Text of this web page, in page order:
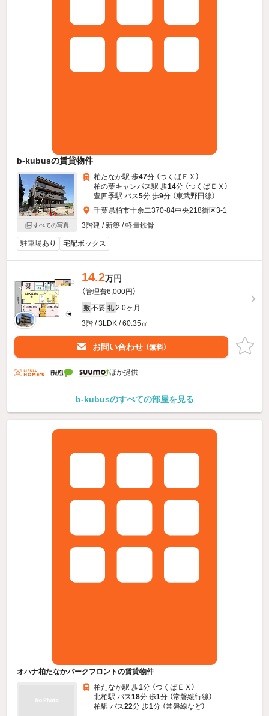
b-kubusの賃貸物件
すべての写真
柏たなか駅 歩47分 （つくばＥＸ）
柏の葉キャンパス駅 歩14分 （つくばＥＸ）
豊四季駅 バス5分 歩9分 （東武野田線）
千葉県柏市十余二370-84中央218街区3-1
3階建 / 新築 / 軽量鉄骨
駐車場あり 宅配ボックス
14.2万円
（管理費6,000円）
敷 不要 礼 2.0ヶ月
3階 / 3LDK / 60.35㎡
お問い合わせ （無料）
ほか提供
b-kubusのすべての部屋を見る
オハナ柏たなかパークフロントの賃貸物件
柏たなか駅 歩1分 （つくばＥＸ）
北柏駅 バス18分 歩1分 （常磐緩行線）
柏駅 バス22分 歩1分 （常磐線など）